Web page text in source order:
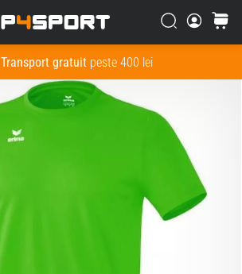
Transport gratuitpeste 400 lei
Căutare
Cos